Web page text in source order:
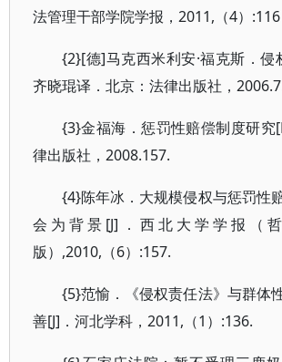
法管理干部学院学报，2011,（4）:116
{2}[德]马克西米利安·福克斯．侵
齐晓琨译．北京：法律出版社，
{3}金福海．惩罚性赔偿制度研
律出版社，2008.157.
{4}陈年冰．大规模侵权与惩罚性
会为背景[J]．西北大学学报（
版）,2010,（6）:157.
{5}范愉．《侵权责任法》与群体
善[J]．河北学科，2011,（1）:136.